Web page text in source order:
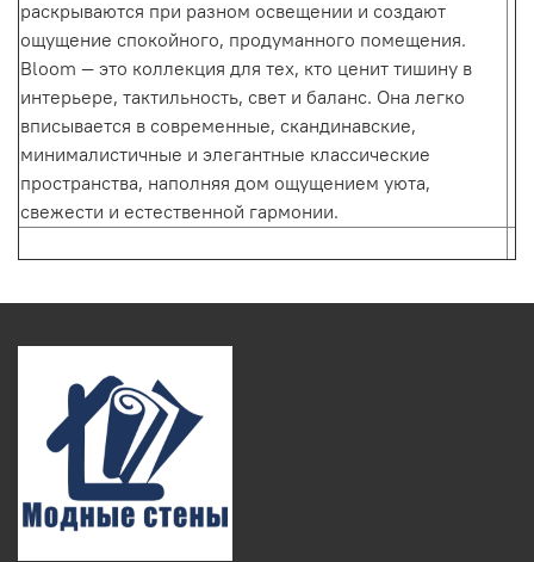
раскрываются при разном освещении и создают
ощущение спокойного, продуманного помещения.
Bloom — это коллекция для тех, кто ценит тишину в
интерьере, тактильность, свет и баланс. Она легко
вписывается в современные, скандинавские,
минималистичные и элегантные классические
пространства, наполняя дом ощущением уюта,
свежести и естественной гармонии.